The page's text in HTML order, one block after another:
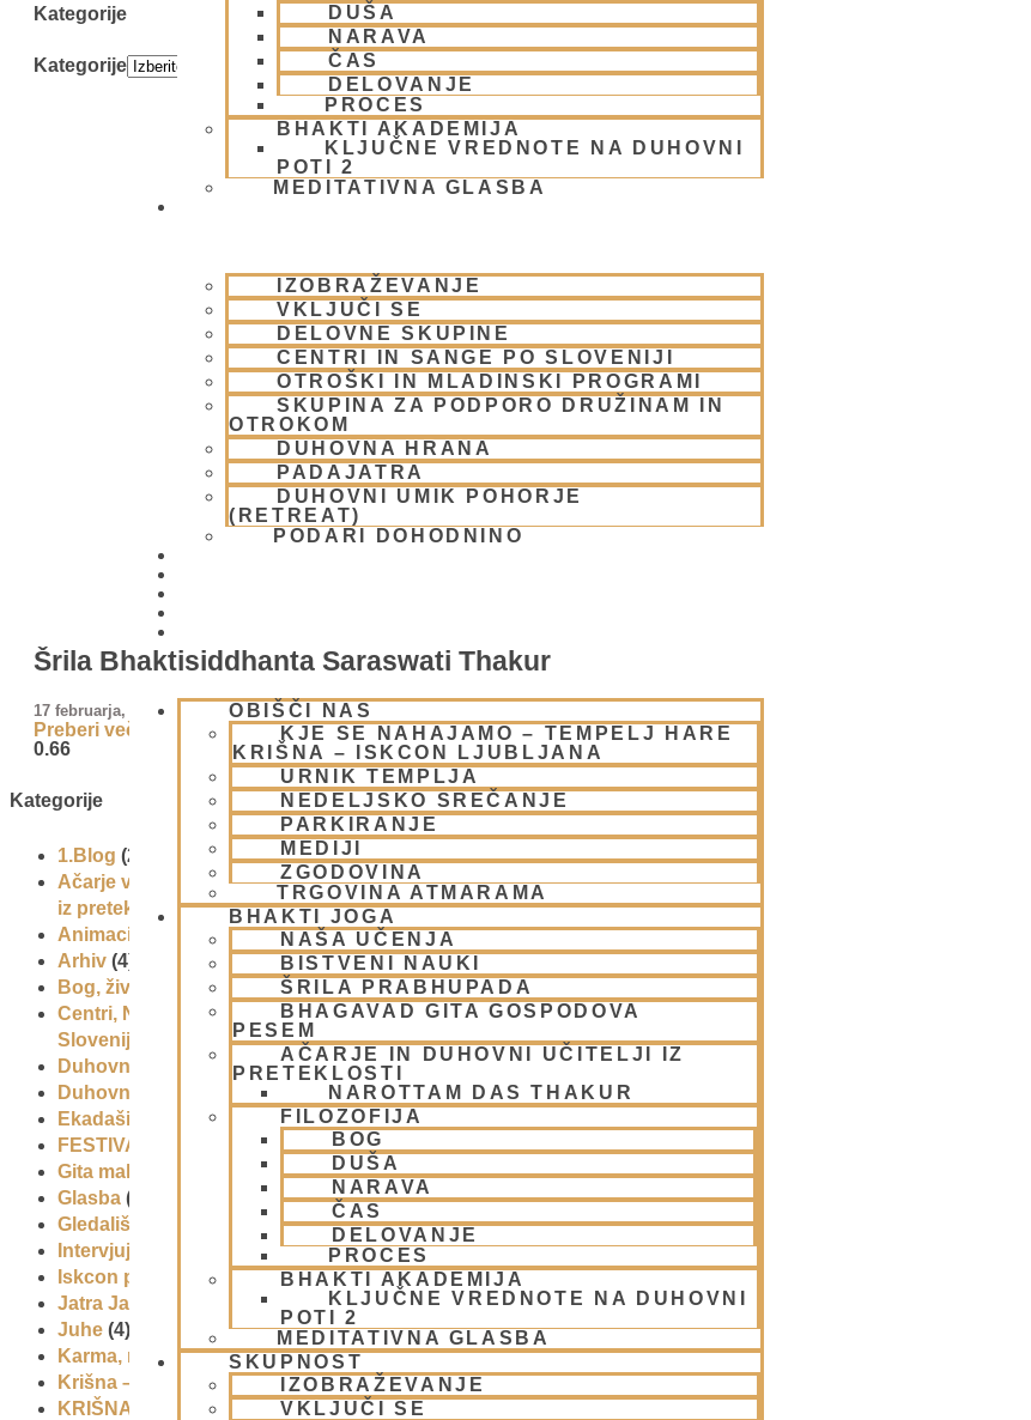
DUŠA
NARAVA
ČAS
DELOVANJE
PROCES
BHAKTI AKADEMIJA
KLJUČNE VREDNOTE NA DUHOVNI
POTI 2
MEDITATIVNA GLASBA
IZOBRAŽEVANJE
VKLJUČI SE
DELOVNE SKUPINE
CENTRI IN SANGE PO SLOVENIJI
OTROŠKI IN MLADINSKI PROGRAMI
SKUPINA ZA PODPORO DRUŽINAM IN
OTROKOM
DUHOVNA HRANA
PADAJATRA
DUHOVNI UMIK POHORJE
(RETREAT)
PODARI DOHODNINO
OBIŠČI NAS
KJE SE NAHAJAMO – TEMPELJ HARE
KRIŠNA – ISKCON LJUBLJANA
URNIK TEMPLJA
NEDELJSKO SREČANJE
PARKIRANJE
MEDIJI
ZGODOVINA
TRGOVINA ATMARAMA
BHAKTI JOGA
NAŠA UČENJA
BISTVENI NAUKI
ŠRILA PRABHUPADA
BHAGAVAD GITA GOSPODOVA
PESEM
AČARJE IN DUHOVNI UČITELJI IZ
PRETEKLOSTI
NAROTTAM DAS THAKUR
FILOZOFIJA
BOG
DUŠA
NARAVA
ČAS
DELOVANJE
PROCES
BHAKTI AKADEMIJA
KLJUČNE VREDNOTE NA DUHOVNI
POTI 2
MEDITATIVNA GLASBA
SKUPNOST
IZOBRAŽEVANJE
VKLJUČI SE
Kategorije
Kategorije
Šrila Bhaktisiddhanta Saraswati Thakur
17 februarja, 2025
Preberi več »
Kategorije
1.Blog (26)
Ačarje v sampradaji – duhovni učitelji
iz preteklosti
(9)
Animacije
Arhiv (4)
Bog, živo bitje in narava
(17)
Centri, Nama hatte in sange po
Sloveniji
Duhovni učitelj – Šrila Prabhupada(9)
Duhovni umik
Ekadaši
FESTIVALI
Gita mahatmja
Glasba (2)
Gledališke igre
Intervjuji
Iskcon po svetu
(2)
Jatra Javornik 2008
(1)
Juhe (4)
Karma, reinkarnacija in bhakti(8)
Krišna – vrhovna božanska oseba(7)
KRIŠNA BAZAR
(1)